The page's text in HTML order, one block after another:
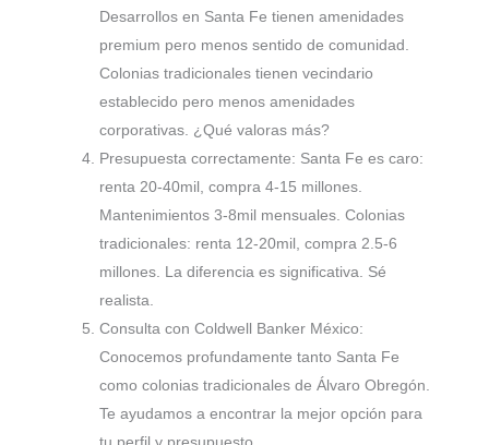
Desarrollos en Santa Fe tienen amenidades
premium pero menos sentido de comunidad.
Colonias tradicionales tienen vecindario
establecido pero menos amenidades
corporativas. ¿Qué valoras más?
Presupuesta correctamente: Santa Fe es caro:
renta 20-40mil, compra 4-15 millones.
Mantenimientos 3-8mil mensuales. Colonias
tradicionales: renta 12-20mil, compra 2.5-6
millones. La diferencia es significativa. Sé
realista.
Consulta con Coldwell Banker México:
Conocemos profundamente tanto Santa Fe
como colonias tradicionales de Álvaro Obregón.
Te ayudamos a encontrar la mejor opción para